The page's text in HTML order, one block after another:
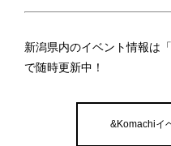
新潟県内のイベント情報は
で随時更新中！
&Komachiイ